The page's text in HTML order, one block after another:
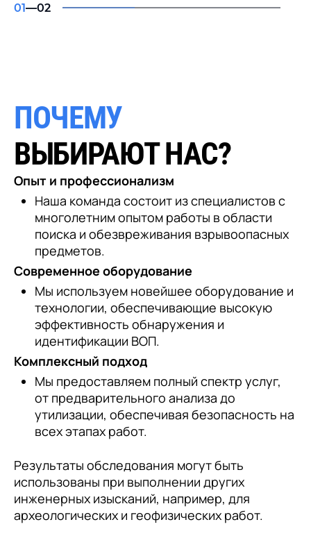
01—02
ПОЧЕМУ
ВЫБИРАЮТ НАС?
Опыт и профессионализм
Наша команда состоит из специалистов с
многолетним опытом работы в области
поиска и обезвреживания взрывоопасных
предметов.
Современное оборудование
Мы используем новейшее оборудование и
технологии, обеспечивающие высокую
эффективность обнаружения и
идентификации ВОП.
Комплексный подход
Мы предоставляем полный спектр услуг,
от предварительного анализа до
утилизации, обеспечивая безопасность на
всех этапах работ.
Результаты обследования могут быть
использованы при выполнении других
инженерных изысканий, например, для
археологических и геофизических работ.